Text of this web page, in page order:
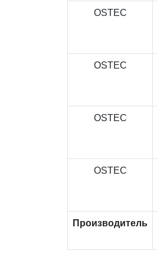
OSTEC
OSTEC
OSTEC
OSTEC
Производитель